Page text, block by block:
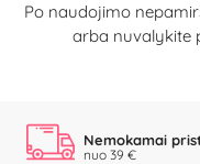
Po naudojimo
arba nuvalykite
Nemokamai
nuo 39 €